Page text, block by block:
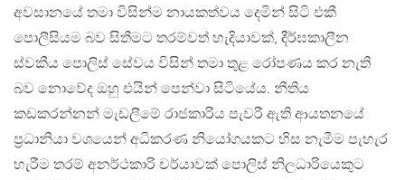
අවසානයේ තමා විසින්ම නායකත්වය දෙමින් සිටි එකී
පොලීසියම බව සිතීමට තරම්වත් හැදියාවක්, දීර්ඝකාලීන
ස්වකීය පොලිස් සේවය විසින් තමා තුළ රෝපණය කර නැති
බව නොවේද ඔහු එයින් පෙන්වා සිටියේය. නීතිය
කඩකරන්නන් මැඩලීමේ රාජකාරිය පැවරී ඇති ආයතනයේ
ප්‍රධානියා වශයෙන් අධිකරණ නියෝගයකට හිස නැමීම පැහැර
හැරීම තරම් අනර්ථකාරි චර්යාවක් පොලිස් නිලධාරියෙකුට